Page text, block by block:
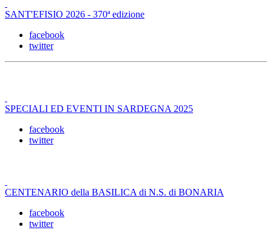
SANT'EFISIO 2026 - 370ª edizione
facebook
twitter
SPECIALI ED EVENTI IN SARDEGNA 2025
facebook
twitter
CENTENARIO della BASILICA di N.S. di BONARIA
facebook
twitter